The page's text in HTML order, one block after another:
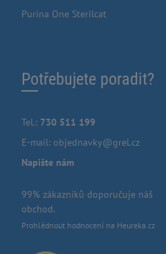
Purina One Sterilcat
Potřebujete poradit?
Tel.: 730 511 199
E-mail: objednavky@grel.cz
Napište nám
99% zákazníků doporučuje náš
obchod.
Prohlédnout hodnocení na Heureka.cz